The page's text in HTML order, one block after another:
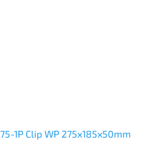
1P Clip WP 275x185x50mm